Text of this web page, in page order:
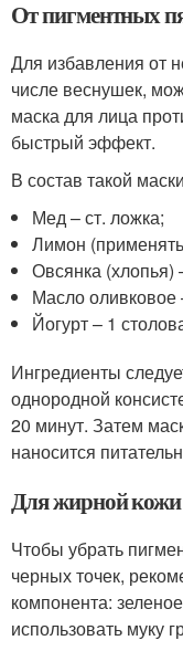
От пигментных
Для избавления от
числе веснушек,
маска для лица
быстрый эффект.
В состав такой
Мед – ст. ложка;
Лимон
Овсянка (хлопья)
Масло
Йогурт – 1
Ингредиенты
однородной
20 минут. Затем
наносится
Для жирной
Чтобы убрать
черных точек,
компонента:
использовать муку